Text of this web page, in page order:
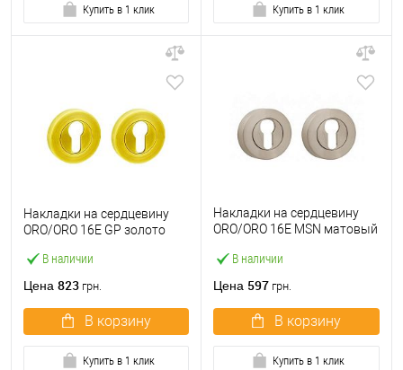
Купить в 1 клик Купить в 1 клик
В наличии
Накладки на сердцевину
ORO/ORO 16E GP золото
Цена 823 грн.
В корзину
Купить в 1 клик
В наличии
Накладки на сердцевину
ORO/ORO 16E MSN матовый
Цена 597 грн.
В корзину
Купить в 1 клик